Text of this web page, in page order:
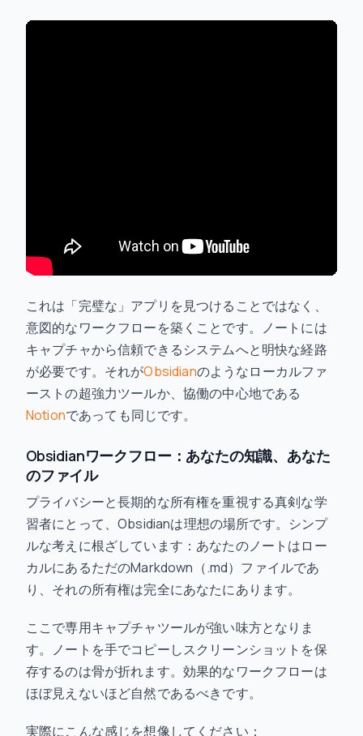
これは「完璧な」アプリを見つけることではなく、
意図的なワークフローを築くことです。ノートには
キャプチャから信頼できるシステムへと明快な経路
が必要です。それがObsidianのようなローカルファ
ーストの超強力ツールか、協働の中心地である
Notionであっても同じです。
Obsidianワークフロー：あなたの知識、あなた
のファイル
プライバシーと長期的な所有権を重視する真剣な学
習者にとって、Obsidianは理想の場所です。シンプ
ルな考えに根ざしています：あなたのノートはロー
カルにあるただのMarkdown（.md）ファイルであ
り、それの所有権は完全にあなたにあります。
ここで専用キャプチャツールが強い味方となりま
す。ノートを手でコピーしスクリーンショットを保
存するのは骨が折れます。効果的なワークフローは
ほぼ見えないほど自然であるべきです。
実際にこんな感じを想像してください：